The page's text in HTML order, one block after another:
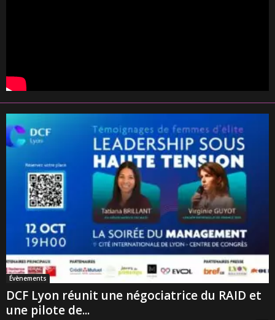
Évènements
DCF Lyon réunit une négociatrice du RAID et
une pilote de...